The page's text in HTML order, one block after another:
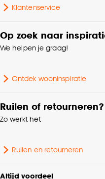
Klantenservice
Op zoek naar
We helpen je graag!
Ontdek wooninspiratie
Ruilen of retourneren?
Zo werkt het
Ruilen en retourneren
Altijd voordeel